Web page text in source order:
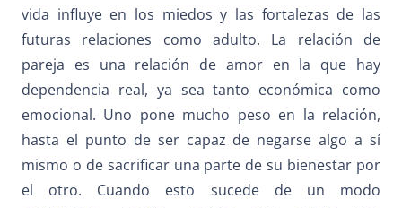
vida influye en los miedos y las fortalezas de las
futuras relaciones como adulto. La relación de
pareja es una relación de amor en la que hay
dependencia real, ya sea tanto económica como
emocional. Uno pone mucho peso en la relación,
hasta el punto de ser capaz de negarse algo a sí
mismo o de sacrificar una parte de su bienestar por
el otro. Cuando esto sucede de un modo